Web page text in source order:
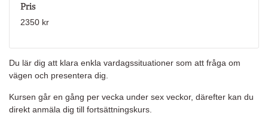
Du lär dig att klara enkla vardagssituationer som att fråga om
vägen och presentera dig.
Kursen går en gång per vecka under sex veckor, därefter kan du
direkt anmäla dig till fortsättningskurs.
Pris
2350 kr